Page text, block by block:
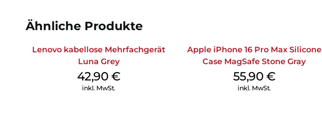
Ähnliche Produkte
Lenovo kabellose Mehrfachgerät
Luna Grey
42,90 €
inkl. MwSt.
Apple iPhone 16 Pro Max Silicone
Case MagSafe Stone Gray
55,90 €
inkl. MwSt.